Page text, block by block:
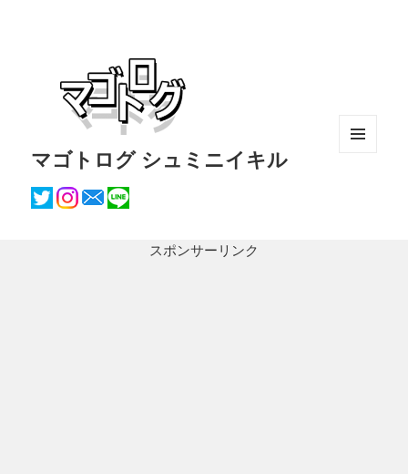
マゴトログ シュミニイキル
スポンサーリンク